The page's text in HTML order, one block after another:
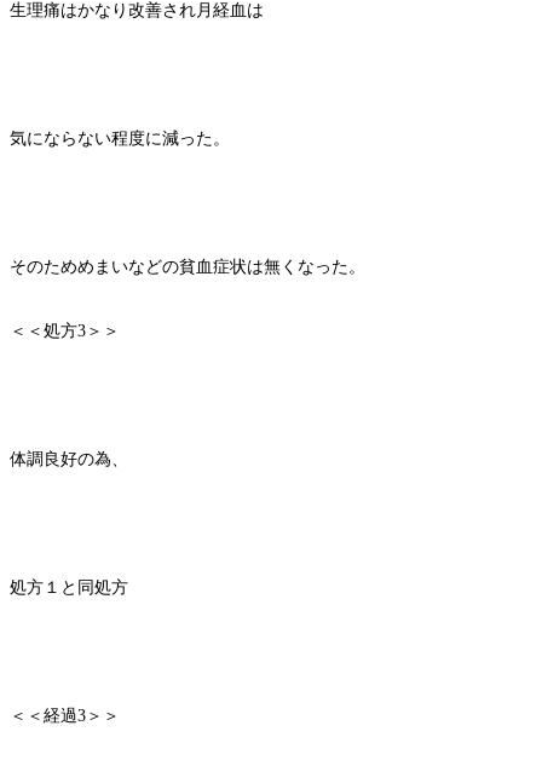
生理痛はかなり改善され月経血は
気にならない程度に減った。
そのためめまいなどの貧血症状は無くなった。
＜＜処方3＞＞
体調良好の為、
処方１と同処方
＜＜経過3＞＞